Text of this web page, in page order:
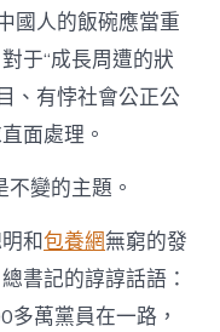
國人的飯碗應當重
于“成長周遭的狀
、有悖社會公正公
面處理。
不變的主題。
和包養網無窮的發
書記的諄諄話語：
萬黨員在一路，